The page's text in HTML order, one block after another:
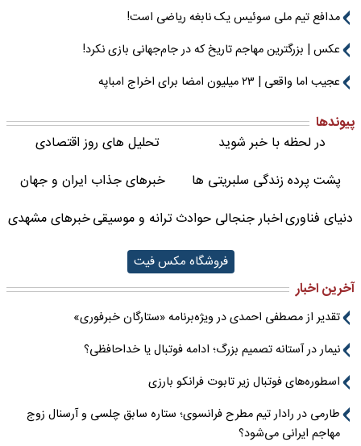
مدافع تیم ملی سوئیس یک نابغه ریاضی است!
عکس | بزرگترین مهاجم تاریخ که در جام‌جهانی بازی نکرد!
عجیب اما واقعی | ۲۳ میلیون امضا برای اخراج امباپه
پیوندها
در لحظه با خبر شوید
تحلیل های روز اقتصادی
پشت پرده زندگی سلبریتی ها
خبرهای جذاب ایران و جهان
دنیای فناوریاخبار جنجالی حوادثترانه و موسیقیخبرهای مشهدی
فروشگاه مکس فیت
آخرین اخبار
تقدیر از مصطفی احمدی در ویژه‌برنامه «ستارگان خبرفوری»
نیمار در آستانه تصمیم بزرگ؛ ادامه فوتبال یا خداحافظی؟
اسطوره‌های فوتبال زیر تابوت فرانکو بارزی
طارمی در رادار تیم مطرح فرانسوی؛ ستاره سابق چلسی و آرسنال زوج
مهاجم ایرانی می‌شود؟